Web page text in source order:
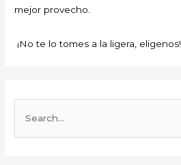
mejor provecho.
¡No te lo tomes a la ligera, eligenos!